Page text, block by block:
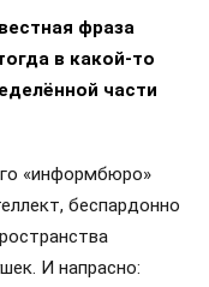
фраза
в какой-то
части
«информбюро»
беспардонно
И напрасно: